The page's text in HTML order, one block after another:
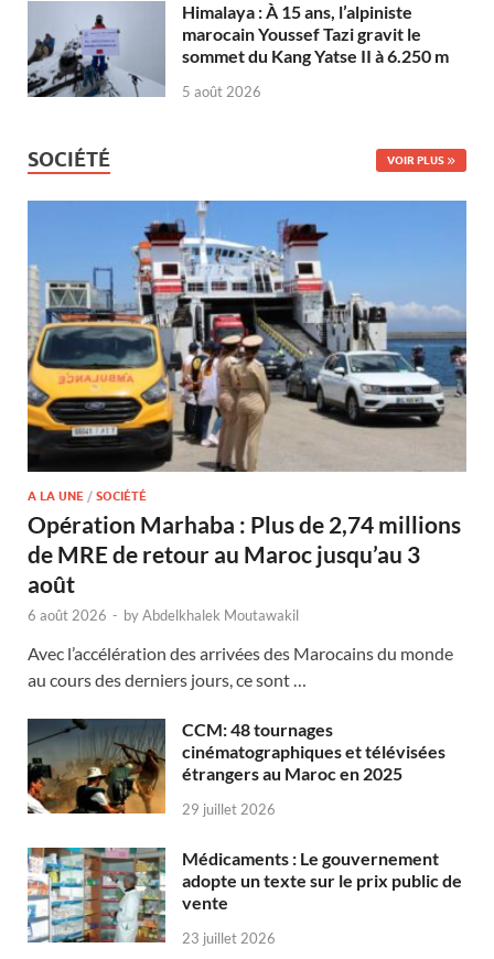
Himalaya : À 15 ans, l’alpiniste
marocain Youssef Tazi gravit le
sommet du Kang Yatse II à 6.250 m
5 août 2026
SOCIÉTÉ VOIR PLUS
A LA UNE / SOCIÉTÉ
Opération Marhaba : Plus de 2,74 millions
de MRE de retour au Maroc jusqu’au 3
août
6 août 2026 - byAbdelkhalek Moutawakil
Avec l’accélération des arrivées des Marocains du monde
au cours des derniers jours, ce sont …
CCM: 48 tournages
cinématographiques et télévisées
étrangers au Maroc en 2025
29 juillet 2026
Médicaments : Le gouvernement
adopte un texte sur le prix public de
vente
23 juillet 2026